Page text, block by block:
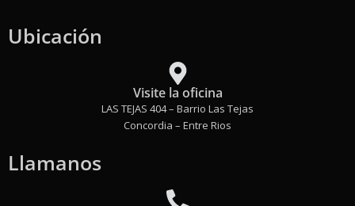
Ubicación
Visite la oficina
LAS TEJAS 404 – Barrio Las Tejas
Concordia – Entre Rios
Llamanos